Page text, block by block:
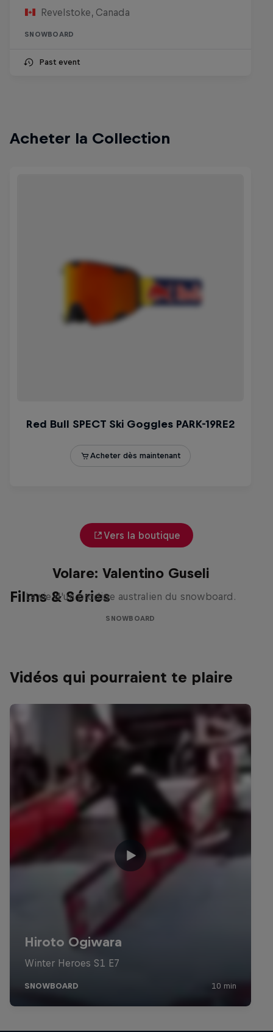
Revelstoke, Canada
SNOWBOARD
Past event
Acheter la Collection
Vers la boutique
Films & Séries
Volare: Valentino Guseli
La vie d'un prodige australien du snowboard.
SNOWBOARD
Vidéos qui pourraient te plaire